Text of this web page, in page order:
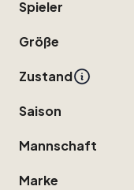
Spieler
Größe
Zustand
Saison
Mannschaft
Marke